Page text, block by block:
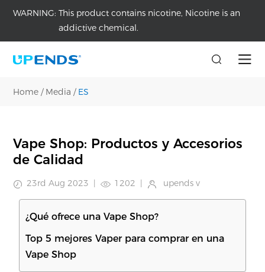
WARNING:This product contains nicotine, Nicotine is an
addictive chemical.
Home / Media / ES
Vape Shop: Productos y Accesorios
de Calidad
23rd Aug 2023 1202 upends v
¿Qué ofrece una Vape Shop?
Top 5 mejores Vaper para comprar en una
Vape Shop